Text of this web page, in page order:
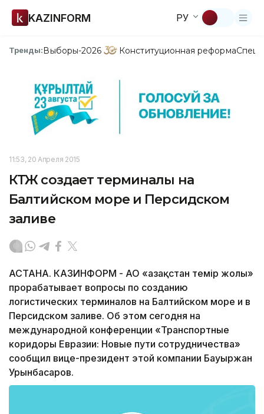
KAZINFORM РУ
Тренды:Выборы-2026 Конституционная реформа
11:53, 20 Апреля 2015
КТЖ создает терминалы на
Балтийском море и Персидском
заливе
АСТАНА. КАЗИНФОРМ - АО «Қазақстан темір жолы»
прорабатывает вопросы по созданию
логистических терминалов на Балтийском море и в
Персидском заливе. Об этом сегодня на
международной конференции «Транспортные
коридоры Евразии: Новые пути сотрудничества»
сообщил вице-президент этой компании Бауыржан
Урынбасаров.